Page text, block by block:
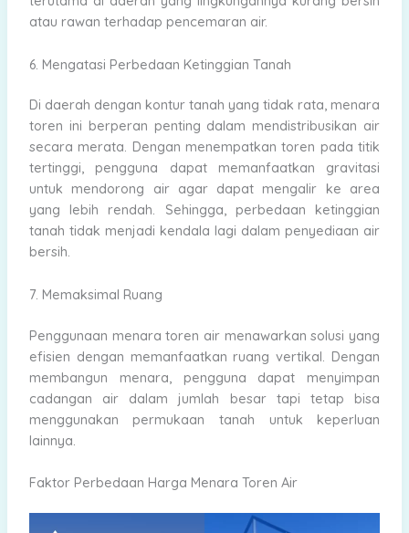
atau rawan terhadap pencemaran air.
6. Mengatasi Perbedaan Ketinggian Tanah
Di daerah dengan kontur tanah yang tidak rata, menara
toren ini berperan penting dalam mendistribusikan air
secara merata. Dengan menempatkan toren pada titik
tertinggi, pengguna dapat memanfaatkan gravitasi
untuk mendorong air agar dapat mengalir ke area
yang lebih rendah. Sehingga, perbedaan ketinggian
tanah tidak menjadi kendala lagi dalam penyediaan air
bersih.
7. Memaksimal Ruang
Penggunaan menara toren air menawarkan solusi yang
efisien dengan memanfaatkan ruang vertikal. Dengan
membangun menara, pengguna dapat menyimpan
cadangan air dalam jumlah besar tapi tetap bisa
menggunakan permukaan tanah untuk keperluan
lainnya.
Faktor Perbedaan Harga Menara Toren Air